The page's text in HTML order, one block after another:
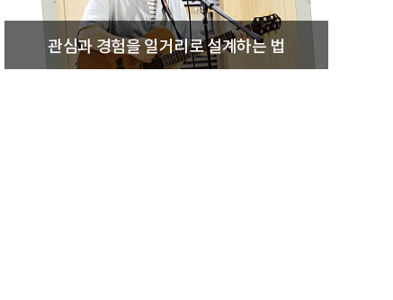
관심과 경험을 일거리로 설계하는 법